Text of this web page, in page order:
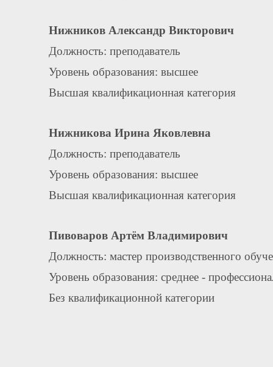
Нижников Александр Викторович
Должность: преподаватель
Уровень образования: высшее
Высшая квалификационная категория
Нижникова Ирина Яковлевна
Должность: преподаватель
Уровень образования: высшее
Высшая квалификационная категория
Пивоваров Артём Владимирович
Должность: мастер производственного
Уровень образования: среднее -
Без квалификационной категории